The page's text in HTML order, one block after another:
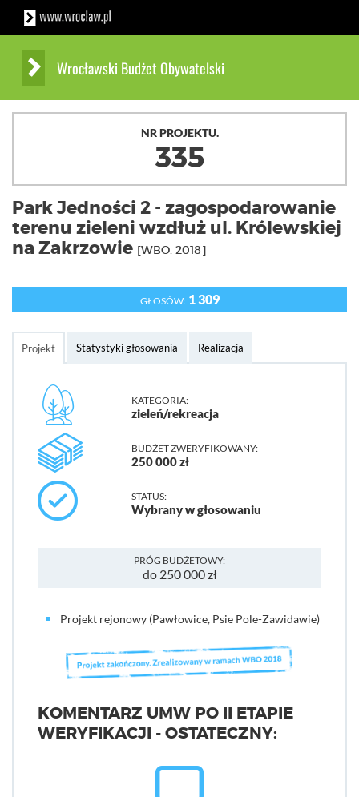
Wrocławski Budżet Obywatelski
NR PROJEKTU.
335
Park Jedności 2 - zagospodarowanie
terenu zieleni wzdłuż ul. Królewskiej
na Zakrzowie [WBO. 2018]
GŁOSÓW:1 309
Projekt Statystyki głosowania Realizacja
KATEGORIA:
zieleń/rekreacja
BUDŻET ZWERYFIKOWANY:
250 000 zł
STATUS:
Wybrany w głosowaniu
PRÓG BUDŻETOWY:
do 250 000 zł
Projekt rejonowy (Pawłowice, Psie Pole-Zawidawie)
KOMENTARZ UMW PO II ETAPIE
WERYFIKACJI - OSTATECZNY: